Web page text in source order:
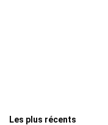
Les plus récents